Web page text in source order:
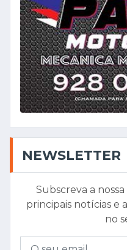
NEWSLETTER
Subscreva a
principais notícias e
no